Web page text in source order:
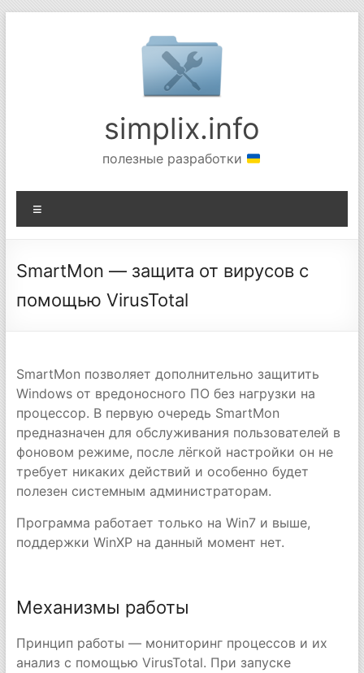
simplix.info
полезные разработки
SmartMon — защита от вирусов с
помощью VirusTotal
SmartMon позволяет дополнительно защитить
Windows от вредоносного ПО без нагрузки на
процессор. В первую очередь SmartMon
предназначен для обслуживания пользователей в
фоновом режиме, после лёгкой настройки он не
требует никаких действий и особенно будет
полезен системным администраторам.
Программа работает только на Win7 и выше,
поддержки WinXP на данный момент нет.
Механизмы работы
Принцип работы — мониторинг процессов и их
анализ с помощью VirusTotal. При запуске